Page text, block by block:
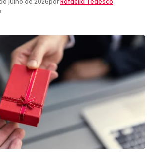
julho de 2026porRafaella Tedesco